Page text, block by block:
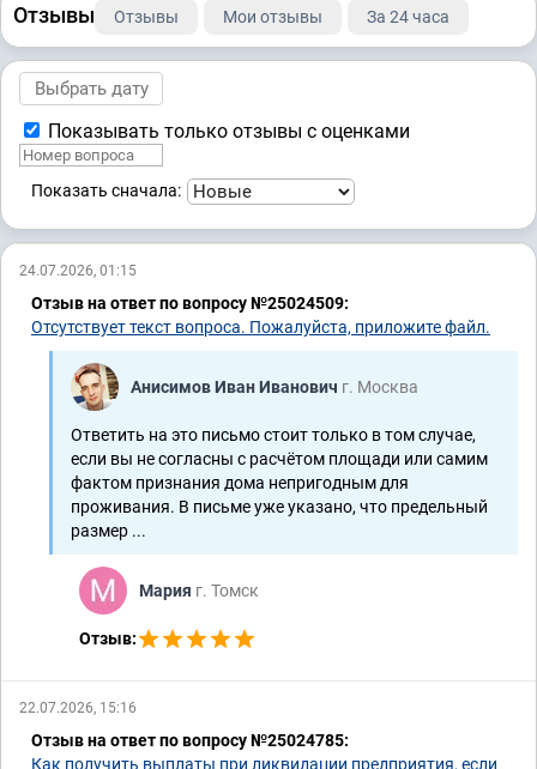
Отзывы Отзывы Мои отзывы За 24 часа
Показывать только отзывы с оценками
Показать сначала:
24.07.2026, 01:15
Отзыв на ответ по вопросу №25024509:
Отсутствует текст вопроса. Пожалуйста, приложите файл.
Анисимов Иван Иванович г. Москва
Ответить на это письмо стоит только в том случае,
если вы не согласны с расчётом площади или самим
фактом признания дома непригодным для
проживания. В письме уже указано, что предельный
размер ...
Мария г. Томск
Отзыв:
22.07.2026, 15:16
Отзыв на ответ по вопросу №25024785:
Как получить выплаты при ликвидации предприятия, если